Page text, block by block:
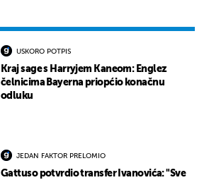
USKORO POTPIS
Kraj sage s Harryjem Kaneom: Englez
čelnicima Bayerna priopćio konačnu
odluku
JEDAN FAKTOR PRELOMIO
Gattuso potvrdio transfer Ivanovića: "Sve